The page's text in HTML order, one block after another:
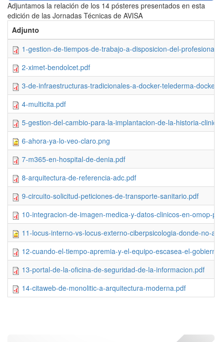
Adjuntamos la relación de los 14 pósteres presentados en esta
edición de las Jornadas Técnicas de AVISA
Adjunto
1-gestion-de-tiempos-de-trabajo-a-disposicion-del-profesional-
2-ximet-bendolcet.pdf
3-de-infraestructuras-tradicionales-a-docker-telederma-
4-multicita.pdf
5-gestion-del-cambio-para-la-implantacion-de-la-historia-
6-ahora-ya-lo-veo-claro.png
7-m365-en-hospital-de-denia.pdf
8-arquitectura-de-referencia-adc.pdf
9-circuito-solicitud-peticiones-de-transporte-sanitario.pdf
10-integracion-de-imagen-medica-y-datos-clinicos-en-omop-
11-locus-interno-vs-locus-externo-ciberpsicologia-donde-no-
12-cuando-el-tiempo-apremia-y-el-equipo-escasea-el-
13-portal-de-la-oficina-de-seguridad-de-la-informacion.pdf
14-citaweb-de-monolitic-a-arquitectura-moderna.pdf